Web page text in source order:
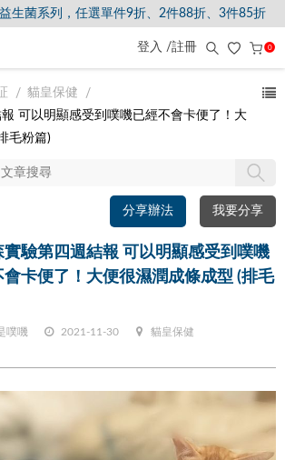
生菌系列，任選單件9折、2件88折、3件85折
登入 /註冊 0
貓皇保健
可以明顯感受到噗嘰已經不會卡便了！大
毛粉篇)
分享辦法 我要分享
實驗第四週結報 可以明顯感受到噗嘰
會卡便了！大便很濕潤成條成型 (排毛
噗嘰 2021-11-30 貓皇保健